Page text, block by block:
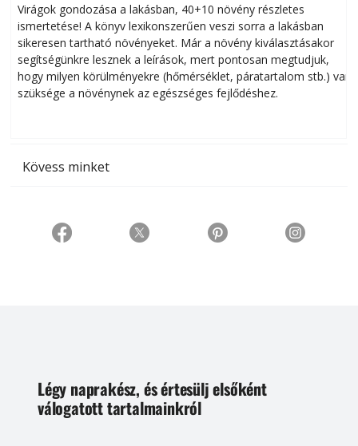
Virágok gondozása a lakásban, 40+10 növény részletes
ismertetése! A könyv lexikonszerűen veszi sorra a lakásban
sikeresen tart­ha­tó növényeket. Már a növény kiválasztásakor
segítségünkre lesznek a leírások, mert pontosan megtudjuk,
hogy milyen körülményekre (hőmérséklet, páratartalom stb.) van
szüksége a növénynek az egészséges fejlődéshez.
Kövess minket
Légy naprakész, és értesülj elsőként
válogatott tartalmainkról